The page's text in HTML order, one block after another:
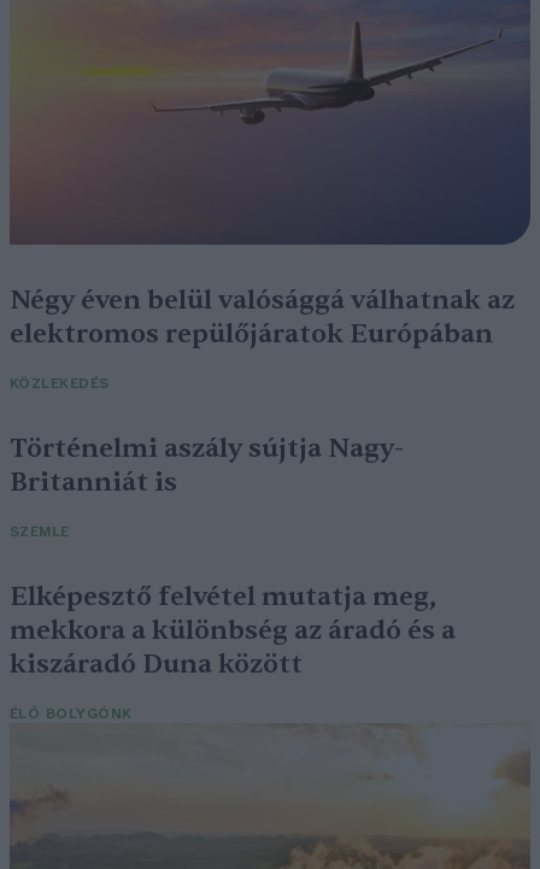
Négy éven belül valósággá válhatnak az
elektromos repülőjáratok Európában
KÖZLEKEDÉS
Történelmi aszály sújtja Nagy-
Britanniát is
SZEMLE
Elképesztő felvétel mutatja meg,
mekkora a különbség az áradó és a
kiszáradó Duna között
ÉLŐ BOLYGÓNK